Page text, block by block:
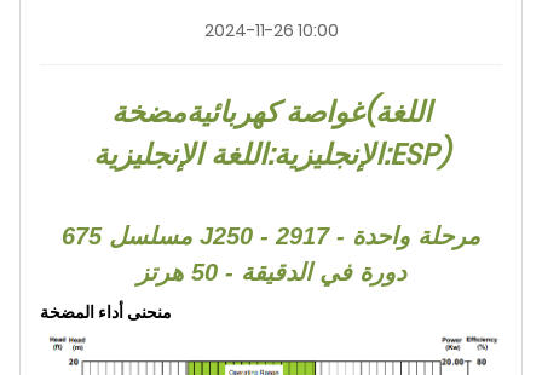
2024-11-26 10:00
غواصة كهربائيةمضخة (اللغة
الإنجليزية:اللغة الإنجليزية:ESP)
675 مسلسل J250 - مرحلة واحدة - 2917
دورة في الدقيقة - 50 هرتز
منحنى أداء المضخة